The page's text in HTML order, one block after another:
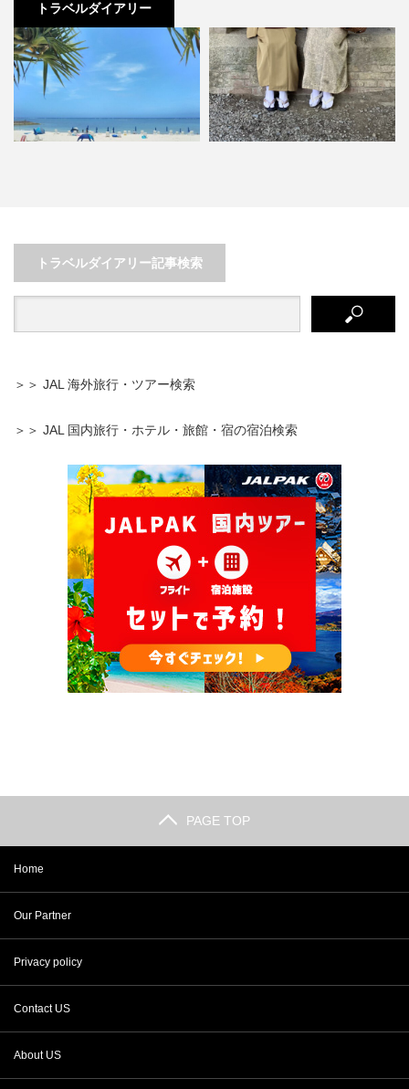
トラベルダイアリー
トラベルダイアリー記事検索
＞＞ JAL 海外旅行・ツアー検索
＞＞ JAL 国内旅行・ホテル・旅館・宿の宿泊検索
PAGE TOP
Home
Our Partner
Privacy policy
Contact US
About US